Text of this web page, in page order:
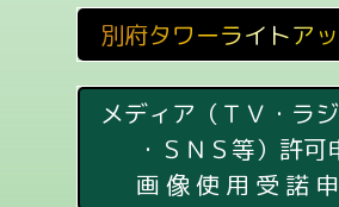
別府タワーライトア
メディア（ＴＶ・ラ
・ＳＮＳ等）許可
画 像 使 用 受 諾